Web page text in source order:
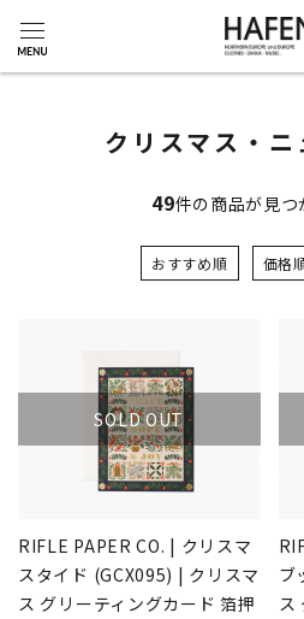
クリスマス・ニ
49件の商品が見つ
おすすめ順 価格
SOLD OUT
RIFLE PAPER CO. | クリスマ
スタイド (GCX095) | クリスマ
ス グリーティングカード 箔押
ブ
ス